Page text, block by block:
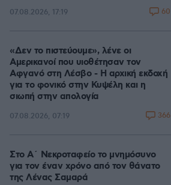
07.08.2026, 17:19 60
«Δεν το πιστεύουμε», λένε οι
Αμερικανοί που υιοθέτησαν τον
Αφγανό στη Λέσβο - Η αρχική εκδοχή
για το φονικό στην Κυψέλη και η
σιωπή στην απολογία
07.08.2026, 07:19 366
Στο Α΄ Νεκροταφείο το μνημόσυνο
για τον έναν χρόνο από τον θάνατο
της Λένας Σαμαρά